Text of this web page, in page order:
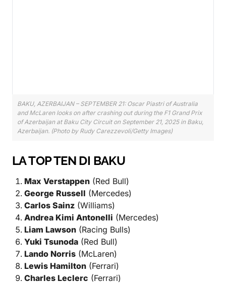
BAKU, AZERBAIJAN – SEPTEMBER 21: Oscar Piastri of Australia
and McLaren looks on after crashing out during the F1 Grand Prix
of Azerbaijan at Baku City Circuit on September 21, 2025 in Baku,
Azerbaijan. (Photo by Rudy Carezzevoli/Getty Images)
LA TOP TEN DI BAKU
Max Verstappen (Red Bull)
George Russell (Mercedes)
Carlos Sainz (Williams)
Andrea Kimi Antonelli (Mercedes)
Liam Lawson (Racing Bulls)
Yuki Tsunoda (Red Bull)
Lando Norris (McLaren)
Lewis Hamilton (Ferrari)
Charles Leclerc (Ferrari)